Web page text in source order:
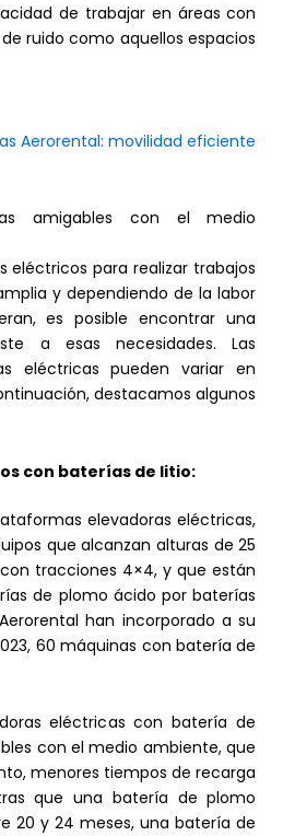
de trabajar en áreas con
ruido como aquellos espacios
Aerorental: movilidad eficiente
amigables con el medio
eléctricos para realizar trabajos
y dependiendo de la labor
es posible encontrar una
a esas necesidades. Las
eléctricas pueden variar en
destacamos algunos
con baterías de litio:
elevadoras eléctricas,
que alcanzan alturas de 25
tracciones 4×4, y que están
de plomo ácido por baterías
han incorporado a su
60 máquinas con batería de
eléctricas con batería de
con el medio ambiente, que
menores tiempos de recarga
que una batería de plomo
20 y 24 meses, una batería de